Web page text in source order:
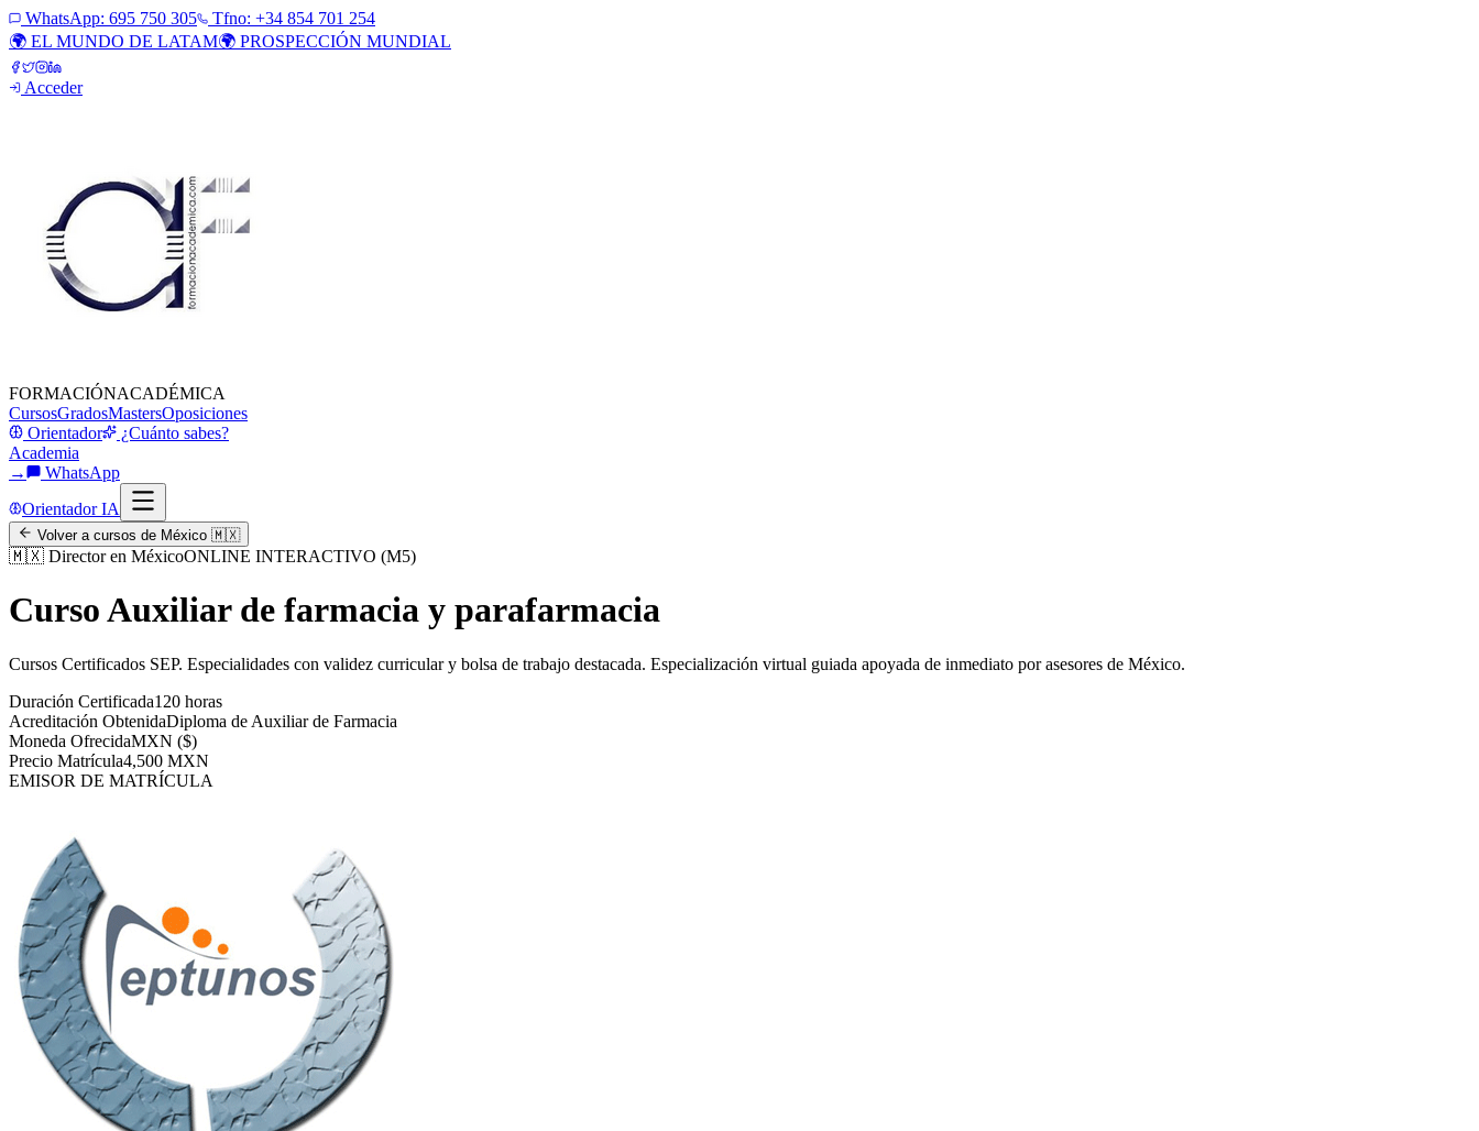
WhatsApp: 695 750 305
Tfno: +34 854 701 254
🌍 EL MUNDO DE LATAM🌍 PROSPECCIÓN MUNDIAL
Acceder
FORMACIÓNACADÉMICA
CursosGradosMastersOposiciones
Orientador
¿Cuánto sabes?
Academia
→
WhatsApp
Orientador IA
Volver a cursos de México 🇲🇽
🇲🇽 Director en MéxicoONLINE INTERACTIVO (M5)
Curso Auxiliar de farmacia y parafarmacia
Cursos Certificados SEP. Especialidades con validez curricular y bolsa de trabajo destacada. Especialización virtual guiada apoyada de inmediato por asesores de México.
Duración Certificada120 horas
Acreditación ObtenidaDiploma de Auxiliar de Farmacia
Moneda OfrecidaMXN ($)
Precio Matrícula4,500 MXN
EMISOR DE MATRÍCULA